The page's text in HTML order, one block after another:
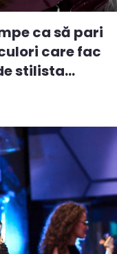
ca să pari
care fac
stilista